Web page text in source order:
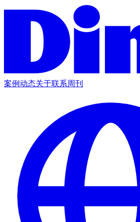
案例动态关于联系周刊